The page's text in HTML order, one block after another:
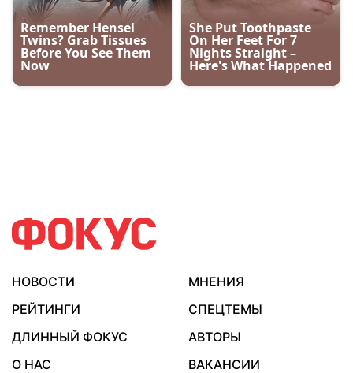
НОВОСТИ
МНЕНИЯ
РЕЙТИНГИ
СПЕЦТЕМЫ
ДЛИННЫЙ ФОКУС
АВТОРЫ
О НАС
ВАКАНСИИ